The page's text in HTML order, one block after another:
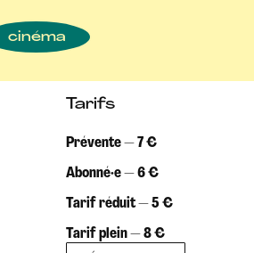
cinéma
Tarifs
Prévente — 7 €
Abonné·e — 6 €
Tarif réduit — 5 €
Tarif plein — 8 €